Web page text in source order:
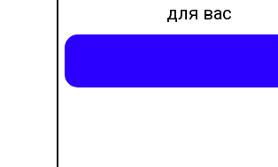
для вас
месседжер